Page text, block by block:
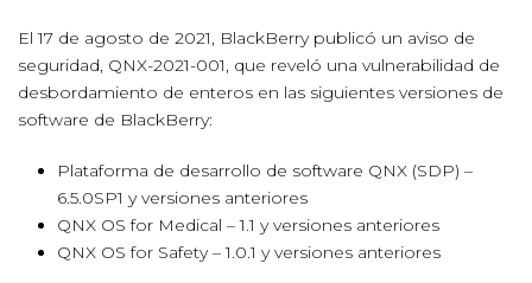
El 17 de agosto de 2021, BlackBerry publicó un aviso de
seguridad, QNX-2021-001, que reveló una vulnerabilidad de
desbordamiento de enteros en las siguientes versiones de
software de BlackBerry:
Plataforma de desarrollo de software QNX (SDP) –
6.5.0SP1 y versiones anteriores
QNX OS for Medical – 1.1 y versiones anteriores
QNX OS for Safety – 1.0.1 y versiones anteriores